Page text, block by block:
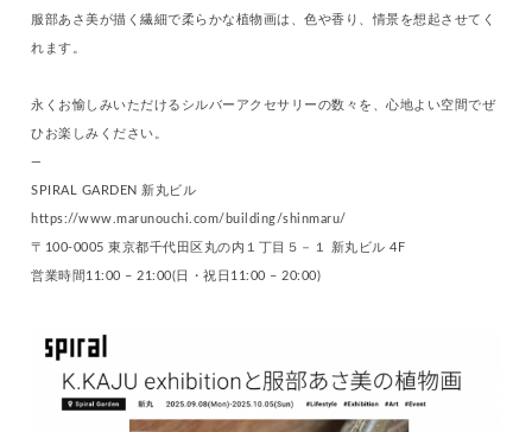
服部あさ美が描く繊細で柔らかな植物画は、色や香り、情景を想起させてく
れます。
永くお愉しみいただけるシルバーアクセサリーの数々を、心地よい空間でぜ
ひお楽しみください。
—
SPIRAL GARDEN 新丸ビル
https://www.marunouchi.com/building/shinmaru/
〒100-0005 東京都千代田区丸の内１丁目５－１ 新丸ビル 4F
営業時間11:00 – 21:00(日・祝日11:00 – 20:00)